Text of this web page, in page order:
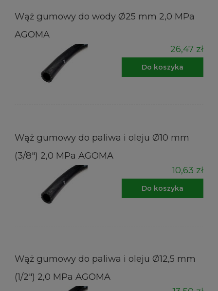
Wąż gumowy do wody Ø25 mm 2,0 MPa
AGOMA
26,47 zł
Do koszyka
Wąż gumowy do paliwa i oleju Ø10 mm
(3/8") 2,0 MPa AGOMA
10,63 zł
Do koszyka
Wąż gumowy do paliwa i oleju Ø12,5 mm
(1/2") 2,0 MPa AGOMA